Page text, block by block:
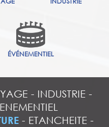
ÉVÉNEMENTIEL
- INDUSTRIE -
- ETANCHEITE -